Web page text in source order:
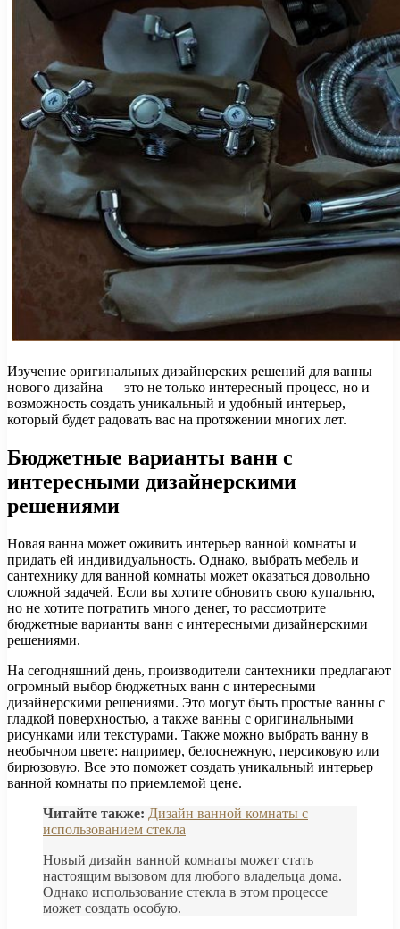
Изучение оригинальных дизайнерских решений для ванны
нового дизайна — это не только интересный процесс, но и
возможность создать уникальный и удобный интерьер,
который будет радовать вас на протяжении многих лет.
Бюджетные варианты ванн с
интересными дизайнерскими
решениями
Новая ванна может оживить интерьер ванной комнаты и
придать ей индивидуальность. Однако, выбрать мебель и
сантехнику для ванной комнаты может оказаться довольно
сложной задачей. Если вы хотите обновить свою купальню,
но не хотите потратить много денег, то рассмотрите
бюджетные варианты ванн с интересными дизайнерскими
решениями.
На сегодняшний день, производители сантехники предлагают
огромный выбор бюджетных ванн с интересными
дизайнерскими решениями. Это могут быть простые ванны с
гладкой поверхностью, а также ванны с оригинальными
рисунками или текстурами. Также можно выбрать ванну в
необычном цвете: например, белоснежную, персиковую или
бирюзовую. Все это поможет создать уникальный интерьер
ванной комнаты по приемлемой цене.
Читайте также: Дизайн ванной комнаты с
использованием стекла
Новый дизайн ванной комнаты может стать
настоящим вызовом для любого владельца дома.
Однако использование стекла в этом процессе
может создать особую.